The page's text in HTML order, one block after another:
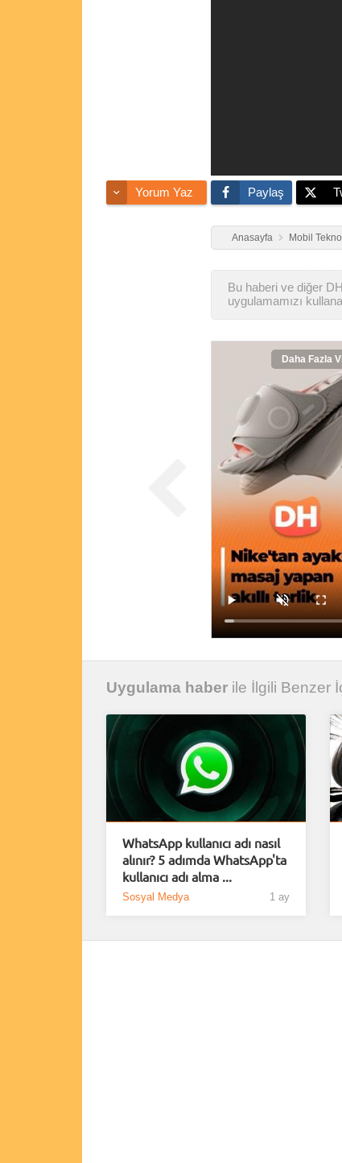
Yorum Yaz Paylaş
Anasayfa Mobil
Bu haberi ve diğer
uygulamamızı
Daha Fazla
Uygulama haber ile İlgili Benzer
WhatsApp kullanıcı adı nasıl
alınır? 5 adımda WhatsApp'ta
kullanıcı adı alma ...
Sosyal Medya 1 ay